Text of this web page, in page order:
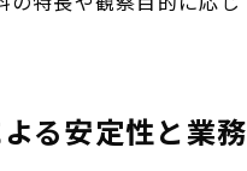
る安定性と業